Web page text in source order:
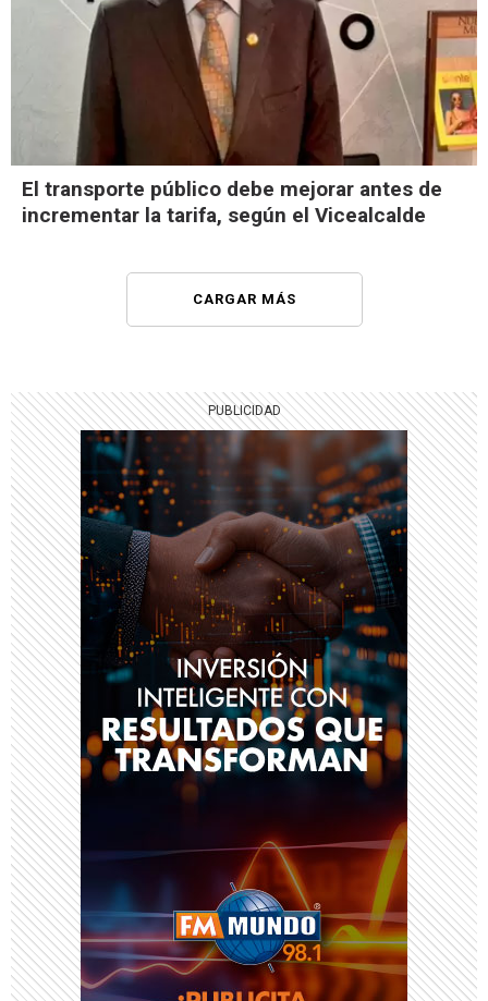
El transporte público debe mejorar antes de
incrementar la tarifa, según el Vicealcalde
CARGAR MÁS